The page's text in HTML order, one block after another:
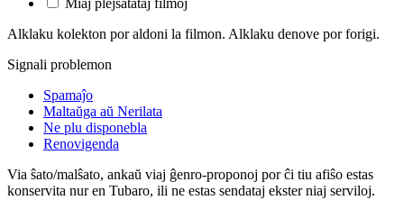
Miaj plejŝatataj filmoj
Alklaku kolekton por aldoni la filmon. Alklaku denove por forigi.
Signali problemon
Spamaĵo
Maltaŭga aŭ Nerilata
Ne plu disponebla
Renovigenda
Via ŝato/malŝato, ankaŭ viaj ĝenro-proponoj por ĉi tiu afiŝo estas
konservita nur en Tubaro, ili ne estas sendataj ekster niaj serviloj.